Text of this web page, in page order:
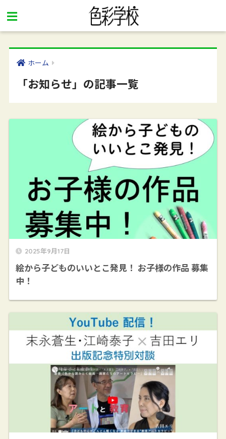
ホーム
「お知らせ」の記事一覧
2025年9月17日
絵から子どものいいとこ発見！ お子様の作品 募集
中！